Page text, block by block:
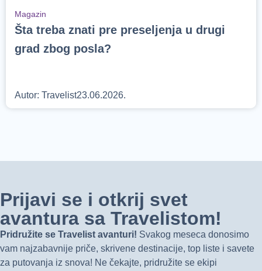
Magazin
Šta treba znati pre preseljenja u drugi
grad zbog posla?
Autor: Travelist23.06.2026.
Prijavi se i otkrij svet
avantura sa Travelistom!
Pridružite se Travelist avanturi! Svakog meseca donosimo
vam najzabavnije priče, skrivene destinacije, top liste i savete
za putovanja iz snova! Ne čekajte, pridružite se ekipi